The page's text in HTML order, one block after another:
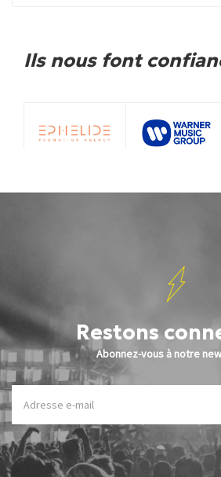
Ils nous font
Restons
Abonnez-vous à notre